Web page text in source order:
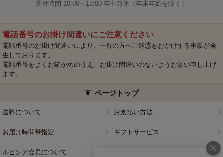
受付時間 10:00～18:00 年中無休（年末年始を除く）
電話番号のお掛け間違いにご注意ください
電話番号のお掛け間違いにより、一般の方へご迷惑をおかけする事象が発
生しております。
電話番号をよくお確かめのうえ、お掛け間違いのないようお願い申し上げ
ます。
ページトップ
送料について お支払い方法
お届け時間帯指定 ギフトサービス
ルピシア会員について